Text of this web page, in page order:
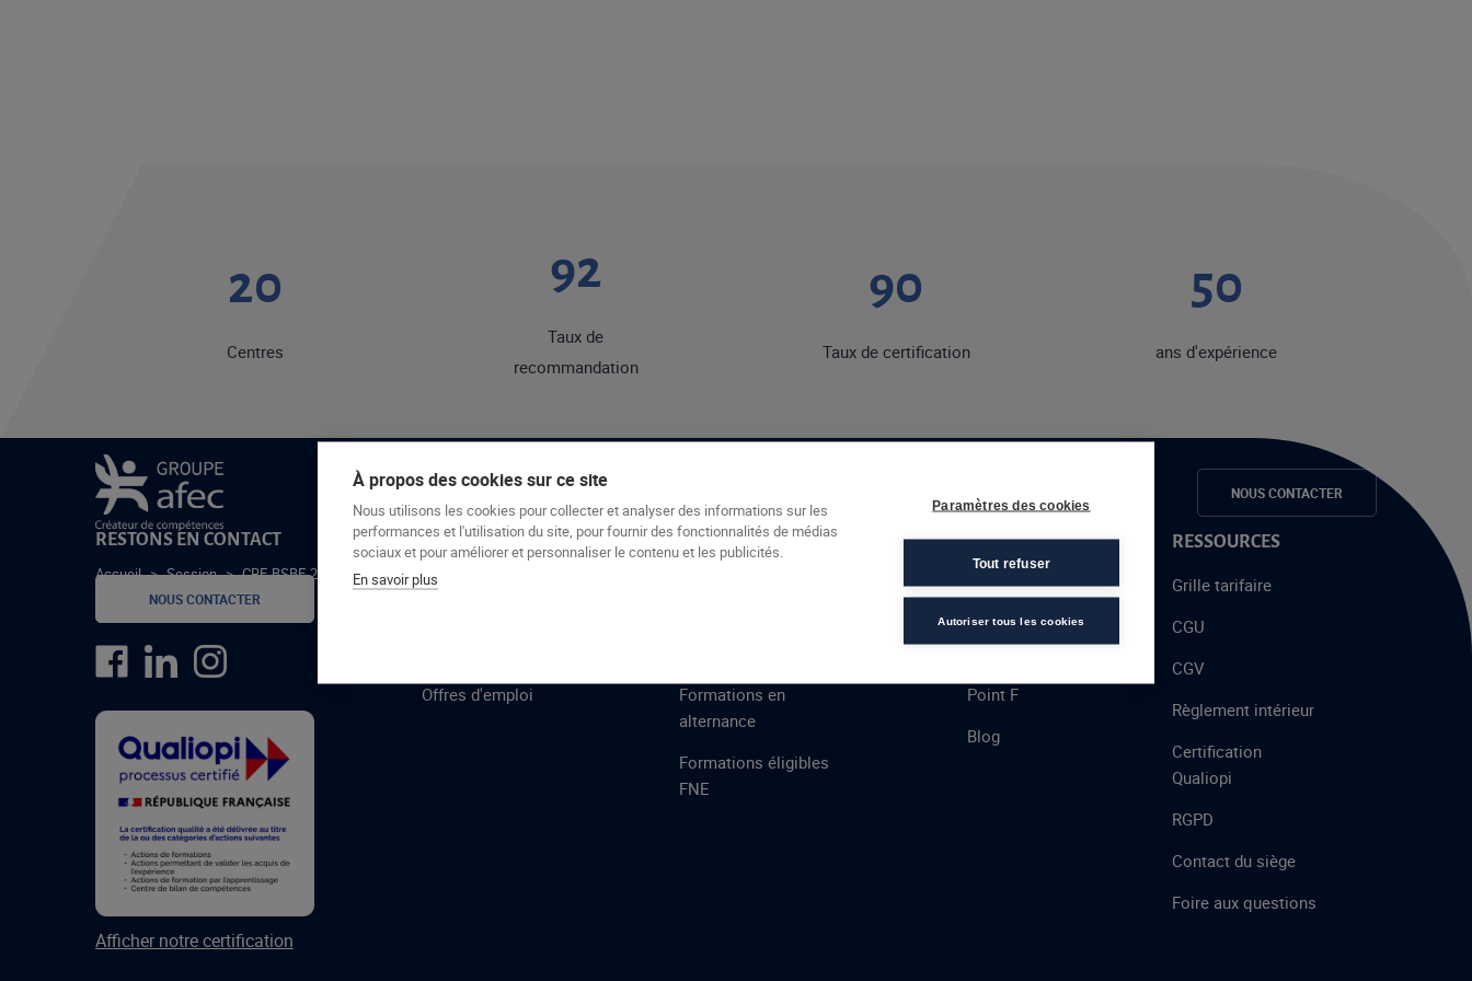
Le groupe Afec Formations Espace candidats NOUS CONTACTER
Accueil > Session > CRE-BSBE-24-1
20
Centres
92
Taux de
recommandation
90
Taux de certification
50
ans d'expérience
RESTONS EN CONTACT
NOUS CONTACTER
Afficher notre certification
GROUPE AFEC
Formations
Offres d'emploi
PRESTATIONS
Formations en
alternance
Formations éligibles
FNE
À PROPOS
Talent
Point F
Blog
RESSOURCES
Grille tarifaire
CGU
CGV
Règlement intérieur
Certification
Qualiopi
RGPD
Contact du siège
Foire aux questions
À propos des cookies sur ce site
Nous utilisons les cookies pour collecter et analyser des informations sur les
performances et l'utilisation du site, pour fournir des fonctionnalités de médias
sociaux et pour améliorer et personnaliser le contenu et les publicités.
En savoir plus
Paramètres des cookies
Tout refuser
Autoriser tous les cookies